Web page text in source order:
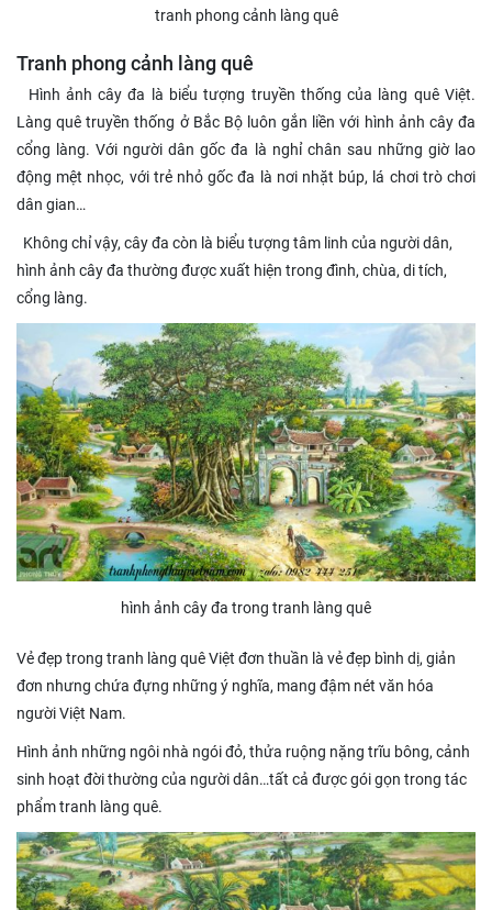
tranh phong cảnh làng quê
Tranh phong cảnh làng quê
Hình ảnh cây đa là biểu tượng truyền thống của làng quê Việt.
Làng quê truyền thống ở Bắc Bộ luôn gắn liền với hình ảnh cây đa
cổng làng. Với người dân gốc đa là nghỉ chân sau những giờ lao
động mệt nhọc, với trẻ nhỏ gốc đa là nơi nhặt búp, lá chơi trò chơi
dân gian…
Không chỉ vậy, cây đa còn là biểu tượng tâm linh của người dân,
hình ảnh cây đa thường được xuất hiện trong đình, chùa, di tích,
cổng làng.
hình ảnh cây đa trong tranh làng quê
Vẻ đẹp trong tranh làng quê Việt đơn thuần là vẻ đẹp bình dị, giản
đơn nhưng chứa đựng những ý nghĩa, mang đậm nét văn hóa
người Việt Nam.
Hình ảnh những ngôi nhà ngói đỏ, thửa ruộng nặng trĩu bông, cảnh
sinh hoạt đời thường của người dân…tất cả được gói gọn trong tác
phẩm tranh làng quê.